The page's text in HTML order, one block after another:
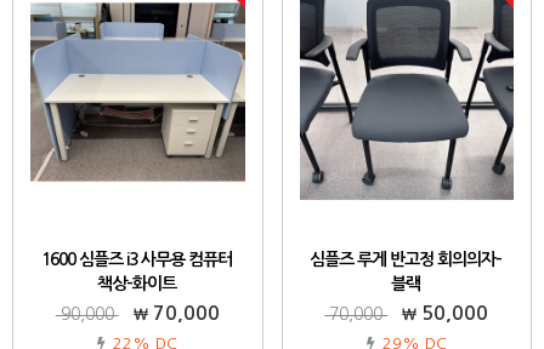
1600 심플즈 i3 사무용 컴퓨터
책상-화이트
90,000
70,000
22% DC
심플즈 루게 반고정 회의의자-
블랙
70,000
50,000
29% DC